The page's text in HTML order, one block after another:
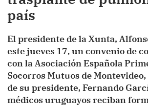
país
El presidente de la Xunta,
este jueves 17, un convenio de
con la Asociación Española
Socorros Mutuos de
de su presidente, Fernando
médicos uruguayos reciban